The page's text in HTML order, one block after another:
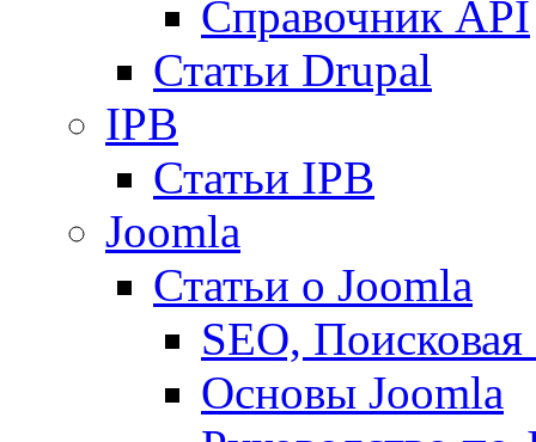
Справочник API
Статьи Drupal
IPB
Статьи IPB
Joomla
Статьи о Joomla
SEO,
Основы Joomla